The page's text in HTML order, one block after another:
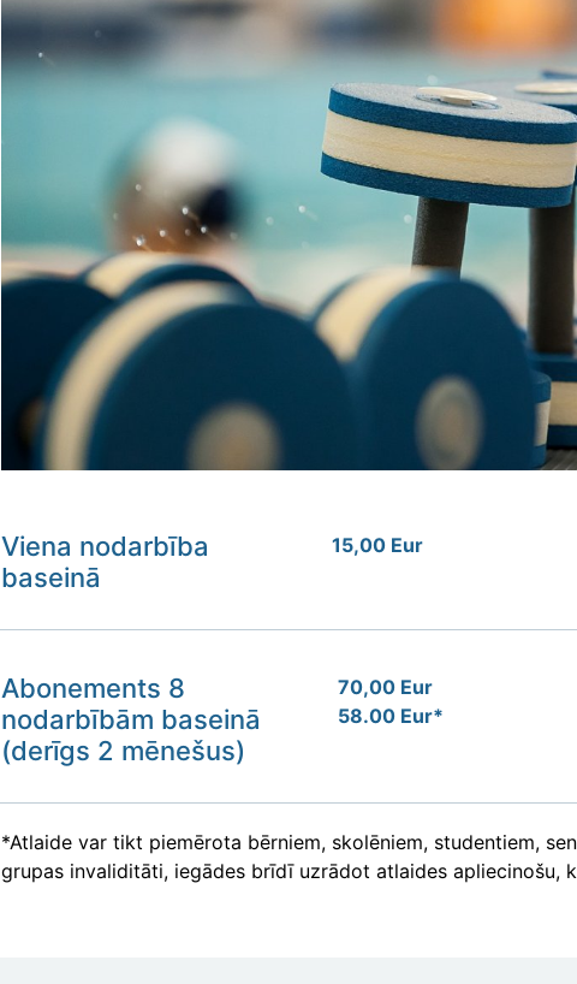
Viena nodarbība
baseinā
15,00 Eur
Abonements 8
nodarbībām baseinā
(derīgs 2 mēnešus)
70,00 Eur
58.00 Eur*
*Atlaide var tikt piemērota bērniem, skolēniem, studentiem,
grupas invaliditāti, iegādes brīdī uzrādot atlaides apliecinošu,